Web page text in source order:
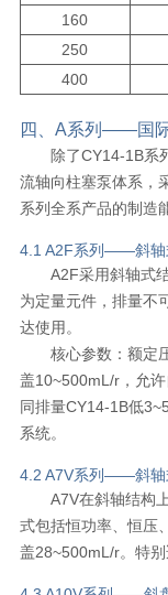
160
250
400
四、A系列——国
除了CY14-1B系
流轴向柱塞泵体系，
系列全系产品的制造
4.1 A2F系列——斜轴
A2F采用斜轴式
为定量元件，排量不
达使用。
核心参数：额定
盖10~500mL/r，允
同排量CY14-1B低
系统。
4.2 A7V系列——斜轴
A7V在斜轴结构
式包括恒功率、恒压
盖28~500mL/r。特别